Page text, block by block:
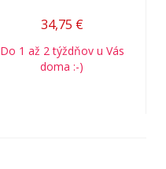
34,75 €
Do 1 až 2 týždňov u Vás
doma :-)